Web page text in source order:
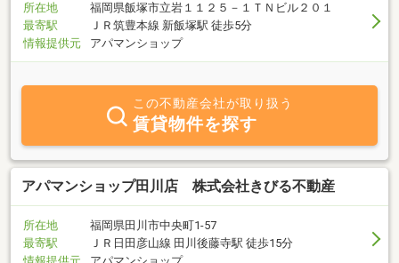
所在地
福岡県飯塚市立岩１１２５－１ＴＮビル２０１
最寄駅
ＪＲ筑豊本線 新飯塚駅 徒歩5分
情報提供元
アパマンショップ
この不動産会社が取り扱う
賃貸物件を探す
アパマンショップ田川店 株式会社きびる不動産
所在地
福岡県田川市中央町1-57
最寄駅
ＪＲ日田彦山線 田川後藤寺駅 徒歩15分